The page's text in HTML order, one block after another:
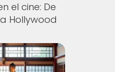
el cine: De
Hollywood